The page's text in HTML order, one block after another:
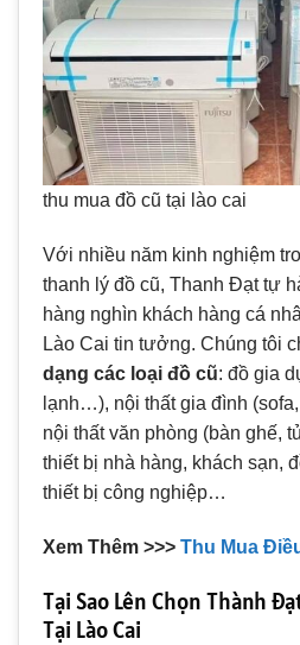
thu mua đồ cũ tại lào cai
Với nhiều năm kinh nghiệm
thanh lý đồ cũ, Thanh Đạt tự
hàng nghìn khách hàng cá
Lào Cai tin tưởng. Chúng tôi
dạng các loại đồ cũ: đồ gia
lạnh…), nội thất gia đình
nội thất văn phòng (bàn ghế,
thiết bị nhà hàng, khách sạn,
thiết bị công nghiệp…
Xem Thêm >>> Thu Mua
Tại Sao Lên Chọn Thành
Tại Lào Cai